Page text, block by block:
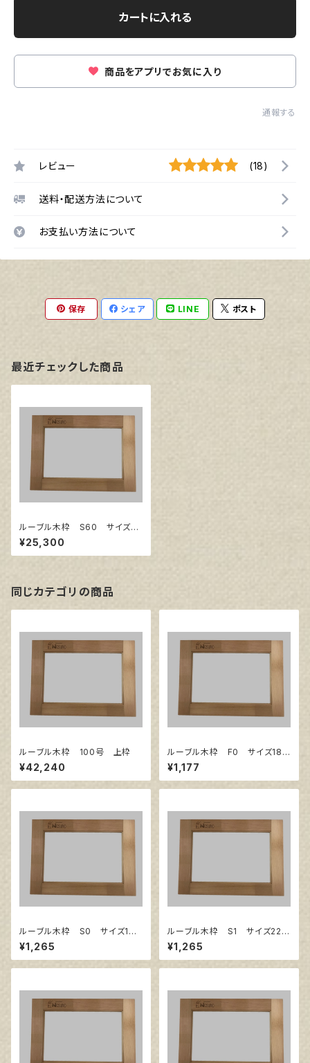
カートに入れる
商品をアプリでお気に入り
通報する
レビュー (18)
送料・配送方法について
お支払い方法について
保存 シェア LINE ポスト
最近チェックした商品
ルーブル木枠 S60 サイズ13
03㎜×1303㎜
¥25,300
同じカテゴリの商品
ルーブル木枠 100号 上枠
¥42,240
ルーブル木枠 F0 サイズ180
㎜×140㎜
¥1,177
ルーブル木枠 S0 サイズ180
㎜×180㎜
¥1,265
ルーブル木枠 S1 サイズ220
㎜×220㎜
¥1,265